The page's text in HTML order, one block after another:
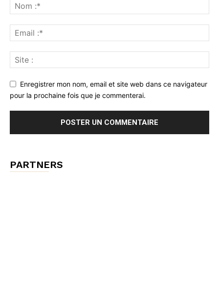
Enregistrer mon nom, email et site web dans ce navigateur
pour la prochaine fois que je commenterai.
PARTNERS